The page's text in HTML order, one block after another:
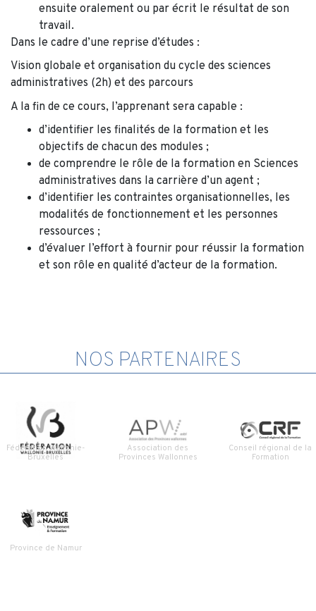
ensuite oralement ou par écrit le résultat de son
travail.
Dans le cadre d’une reprise d’études :
Vision globale et organisation du cycle des sciences
administratives (2h) et des parcours
A la fin de ce cours, l’apprenant sera capable :
d’identifier les finalités de la formation et les
objectifs de chacun des modules ;
de comprendre le rôle de la formation en Sciences
administratives dans la carrière d’un agent ;
d’identifier les contraintes organisationnelles, les
modalités de fonctionnement et les personnes
ressources ;
d’évaluer l’effort à fournir pour réussir la formation
et son rôle en qualité d’acteur de la formation.
NOS PARTENAIRES
Fédération Wallonie-
Bruxelles
Association des
Provinces Wallonnes
Conseil régional de la
Formation
Province de Namur